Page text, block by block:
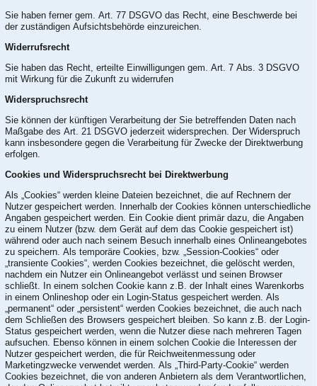
Sie haben ferner gem. Art. 77 DSGVO das Recht, eine Beschwerde bei
der zuständigen Aufsichtsbehörde einzureichen.
Widerrufsrecht
Sie haben das Recht, erteilte Einwilligungen gem. Art. 7 Abs. 3 DSGVO
mit Wirkung für die Zukunft zu widerrufen
Widerspruchsrecht
Sie können der künftigen Verarbeitung der Sie betreffenden Daten nach
Maßgabe des Art. 21 DSGVO jederzeit widersprechen. Der Widerspruch
kann insbesondere gegen die Verarbeitung für Zwecke der Direktwerbung
erfolgen.
Cookies und Widerspruchsrecht bei Direktwerbung
Als „Cookies“ werden kleine Dateien bezeichnet, die auf Rechnern der
Nutzer gespeichert werden. Innerhalb der Cookies können unterschiedliche
Angaben gespeichert werden. Ein Cookie dient primär dazu, die Angaben
zu einem Nutzer (bzw. dem Gerät auf dem das Cookie gespeichert ist)
während oder auch nach seinem Besuch innerhalb eines Onlineangebotes
zu speichern. Als temporäre Cookies, bzw. „Session-Cookies“ oder
„transiente Cookies“, werden Cookies bezeichnet, die gelöscht werden,
nachdem ein Nutzer ein Onlineangebot verlässt und seinen Browser
schließt. In einem solchen Cookie kann z.B. der Inhalt eines Warenkorbs
in einem Onlineshop oder ein Login-Status gespeichert werden. Als
„permanent“ oder „persistent“ werden Cookies bezeichnet, die auch nach
dem Schließen des Browsers gespeichert bleiben. So kann z.B. der Login-
Status gespeichert werden, wenn die Nutzer diese nach mehreren Tagen
aufsuchen. Ebenso können in einem solchen Cookie die Interessen der
Nutzer gespeichert werden, die für Reichweitenmessung oder
Marketingzwecke verwendet werden. Als „Third-Party-Cookie“ werden
Cookies bezeichnet, die von anderen Anbietern als dem Verantwortlichen,